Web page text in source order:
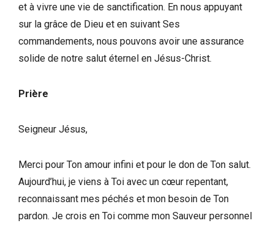
et à vivre une vie de sanctification. En nous appuyant
sur la grâce de Dieu et en suivant Ses
commandements, nous pouvons avoir une assurance
solide de notre salut éternel en Jésus-Christ.
Prière
Seigneur Jésus,
Merci pour Ton amour infini et pour le don de Ton salut.
Aujourd’hui, je viens à Toi avec un cœur repentant,
reconnaissant mes péchés et mon besoin de Ton
pardon. Je crois en Toi comme mon Sauveur personnel